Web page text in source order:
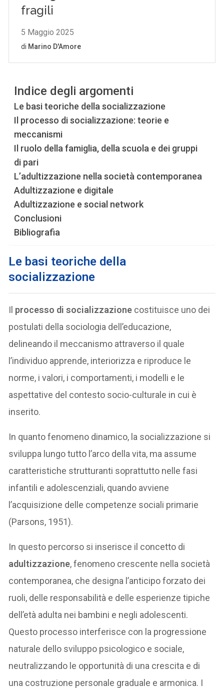
Indice degli argomenti
Le basi teoriche della socializzazione
Il processo di socializzazione: teorie e
meccanismi
Il ruolo della famiglia, della scuola e dei gruppi
di pari
L’adultizzazione nella società contemporanea
Adultizzazione e digitale
Adultizzazione e social network
Conclusioni
Bibliografia
Le basi teoriche della
socializzazione
Il processo di socializzazione costituisce uno dei
postulati della sociologia dell’educazione,
delineando il meccanismo attraverso il quale
l’individuo apprende, interiorizza e riproduce le
norme, i valori, i comportamenti, i modelli e le
aspettative del contesto socio-culturale in cui è
inserito.
In quanto fenomeno dinamico, la socializzazione si
sviluppa lungo tutto l’arco della vita, ma assume
caratteristiche strutturanti soprattutto nelle fasi
infantili e adolescenziali, quando avviene
l’acquisizione delle competenze sociali primarie
(Parsons, 1951).
In questo percorso si inserisce il concetto di
adultizzazione, fenomeno crescente nella società
contemporanea, che designa l’anticipo forzato dei
ruoli, delle responsabilità e delle esperienze tipiche
dell’età adulta nei bambini e negli adolescenti.
Questo processo interferisce con la progressione
naturale dello sviluppo psicologico e sociale,
neutralizzando le opportunità di una crescita e di
una costruzione personale graduale e armonica. I